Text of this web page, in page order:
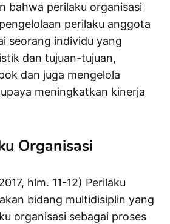
bahwa perilaku organisasi
perilaku anggota
seorang individu yang
dan tujuan-tujuan,
dan juga mengelola
meningkatkan kinerja
Organisasi
hlm. 11-12) Perilaku
bidang multidisiplin yang
organisasi sebagai proses